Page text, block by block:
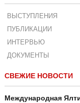
ВЫСТУПЛЕНИЯ
ПУБЛИКАЦИИ
ИНТЕРВЬЮ
ДОКУМЕНТЫ
СВЕЖИЕ НОВОСТИ
Международная